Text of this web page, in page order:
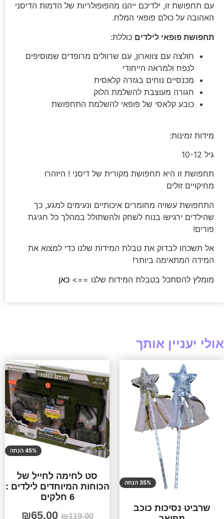
עם תחפושת זו, ילדיכם ייהנו מהפופולריות של הדמות הדיסני
האהובה על כולם פופאי המלח.
תחפושת פופאי לילדים כוללת:
חולצה עם צווארון, עם שרוולים מרופדים שמוסיפים
לנפח ולמראה הייחודי
מכנסיים נוחים בגזרה קלאסית
חגורה מעוצבת להשלמת הלוק
כובע קלאסי של פופאי להשלמת התחפושת
מידות זמינות:
גיל 10-12
תחפושת זו היא תחפושת מקורית של דיסני ! היזהרו
מחיקויים זולים
התחפושת עשויה מחומרים איכותיים ונעימים למגע, כך
שהילדים ירגישו בנוח לשחק ולהשתולל במהלך כל חגיגת
פורים!
אל תשכחו לבדוק את טבלת המידות שלנו כדי למצוא את
המידה המתאימה ביותר!
מומלץ להסתכל בטבלת המידות שלנו ==> כאן
אולי יעניין אותך
35% הנחה
שרביט נסיכות כוכב
45% הנחה
סט לחימה לחייל של
הכוחות המיוחדים לילדים :
6 חלקים
₪119.00
₪65.00